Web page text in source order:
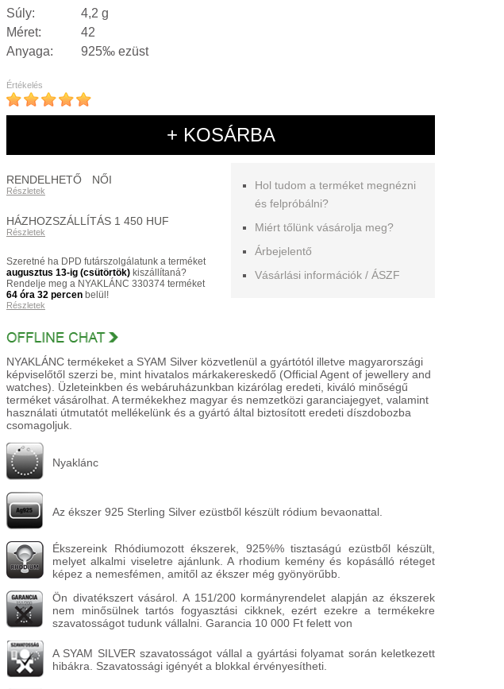
Súly:
4,2 g
Méret:
42
Anyaga:
925‰ ezüst
Értékelés
+ KOSÁRBA
Hol tudom a terméket megnézni
és felpróbálni?
Miért tőlünk vásárolja meg?
Árbejelentő
Vásárlási információk / ÁSZF
RENDELHETŐ
Részletek
NŐI
HÁZHOZSZÁLLÍTÁS 1 450 HUF
Részletek
Szeretné ha DPD futárszolgálatunk a terméket
augusztus 13-ig (csütörtök) kiszállítaná?
Rendelje meg a NYAKLÁNC 330374 terméket
64 óra 32 percen belül!
Részletek
NYAKLÁNC termékeket a SYAM Silver közvetlenül a gyártótól illetve magyarországi
képviselőtől szerzi be, mint hivatalos márkakereskedő (Official Agent of jewellery and
watches). Üzleteinkben és webáruházunkban kizárólag eredeti, kiváló minőségű
terméket vásárolhat. A termékekhez magyar és nemzetközi garanciajegyet, valamint
használati útmutatót mellékelünk és a gyártó által biztosított eredeti díszdobozba
csomagoljuk.
Nyaklánc
Az ékszer 925 Sterling Silver ezüstből készült ródium bevaonattal.
Ékszereink Rhódiumozott ékszerek, 925%% tisztaságú ezüstből készült,
melyet alkalmi viseletre ajánlunk. A rhodium kemény és kopásálló réteget
képez a nemesfémen, amitől az ékszer még gyönyörűbb.
Ön divatékszert vásárol. A 151/200 kormányrendelet alapján az ékszerek
nem minősülnek tartós fogyasztási cikknek, ezért ezekre a termékekre
szavatosságot tudunk vállalni. Garancia 10 000 Ft felett von
A SYAM SILVER szavatosságot vállal a gyártási folyamat során keletkezett
hibákra. Szavatossági igényét a blokkal érvényesítheti.
HÁZHOZSZÁLLÍTÁS
1 450 HUF
Részletek